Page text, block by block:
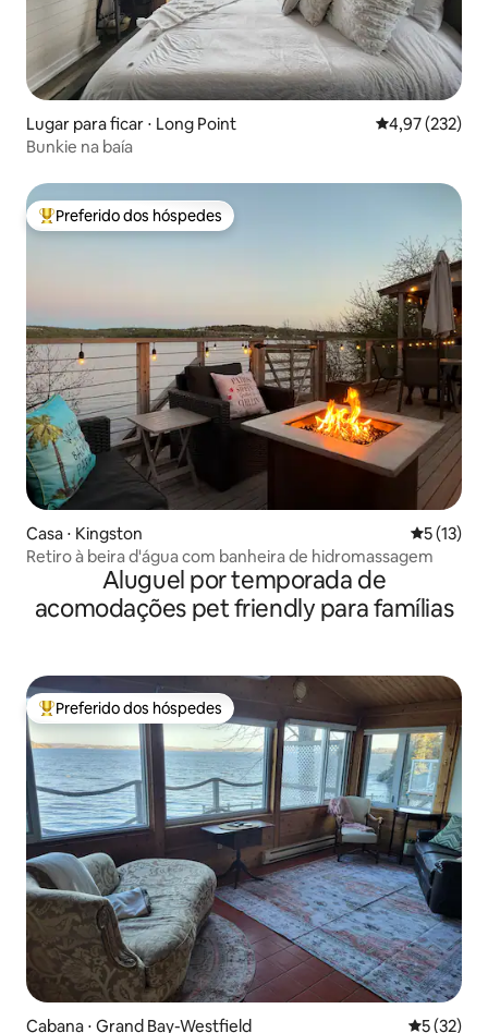
Lugar para ficar ⋅ Long Point 4,97 de uma
4,97 (232)
Bunkie na baía
Entre os melhores preferidos dos hóspedes
Preferido dos hóspedes
Casa ⋅ Kingston 5 de uma
5 (13)
Retiro à beira d'água com banheira de hidromassagem
Aluguel por temporada de
acomodações pet friendly para famílias
Entre os melhores preferidos dos hóspedes
Preferido dos hóspedes
Cabana ⋅ Grand Bay-Westfield 5 de uma
5 (32)